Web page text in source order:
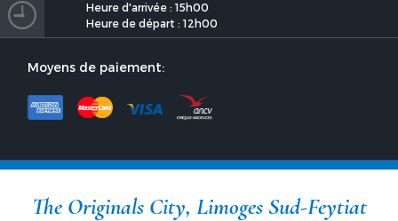
Heure d'arrivée : 15h00
Heure de départ : 12h00
Moyens de paiement:
The Originals City, Limoges Sud-Feytiat
The Originals City, Limoges
Sud-Feytiat